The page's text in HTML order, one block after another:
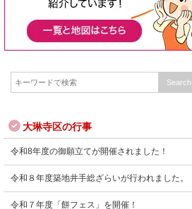
大琳寺区の行事
令和8年度の御願立てが開催されました！
令和８年度築地井手総ざらいが行われました。
令和７年度「餅フェス」を開催！